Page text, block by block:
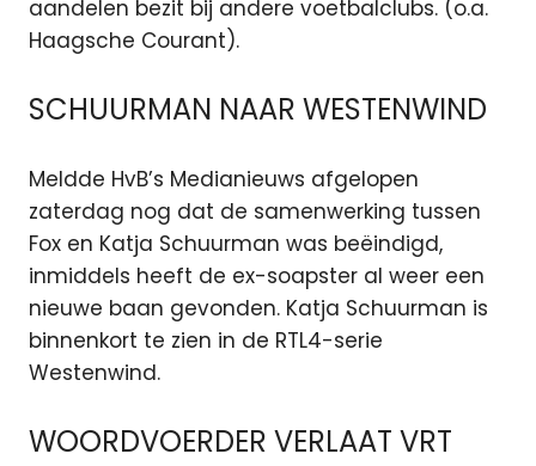
aandelen bezit bij andere voetbalclubs. (o.a.
Haagsche Courant).
SCHUURMAN NAAR WESTENWIND
Meldde HvB’s Medianieuws afgelopen
zaterdag nog dat de samenwerking tussen
Fox en Katja Schuurman was beëindigd,
inmiddels heeft de ex-soapster al weer een
nieuwe baan gevonden. Katja Schuurman is
binnenkort te zien in de RTL4-serie
Westenwind.
WOORDVOERDER VERLAAT VRT